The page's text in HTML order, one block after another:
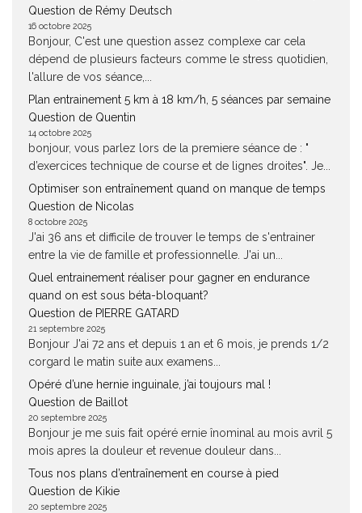
Question de Rémy Deutsch
16 octobre 2025
Bonjour, C'est une question assez complexe car cela
dépend de plusieurs facteurs comme le stress quotidien,
l'allure de vos séance,...
Plan entrainement 5 km à 18 km/h, 5 séances par semaine
Question de Quentin
14 octobre 2025
bonjour, vous parlez lors de la premiere séance de : "
d’exercices technique de course et de lignes droites". Je...
Optimiser son entraînement quand on manque de temps
Question de Nicolas
8 octobre 2025
J'ai 36 ans et difficile de trouver le temps de s'entrainer
entre la vie de famille et professionnelle. J'ai un...
Quel entrainement réaliser pour gagner en endurance
quand on est sous béta-bloquant?
Question de PIERRE GATARD
21 septembre 2025
Bonjour J'ai 72 ans et depuis 1 an et 6 mois, je prends 1/2
corgard le matin suite aux examens...
Opéré d’une hernie inguinale, j’ai toujours mal !
Question de Baillot
20 septembre 2025
Bonjour je me suis fait opéré ernie înominal au mois avril 5
mois apres la douleur et revenue douleur dans...
Tous nos plans d’entraînement en course à pied
Question de Kikie
20 septembre 2025